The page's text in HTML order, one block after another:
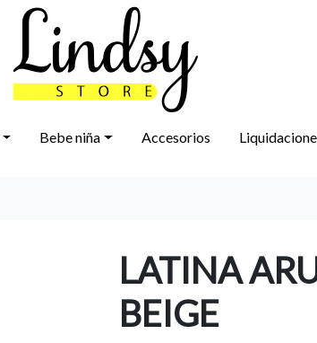
Bebe niña Accesorios
LATINA
BEIGE